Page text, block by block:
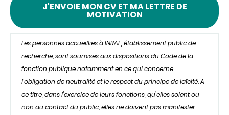
J'ENVOIE MON CV ET MA LETTRE DE
MOTIVATION
Les personnes accueillies à INRAE, établissement public de
recherche, sont soumises aux dispositions du Code de la
fonction publique notamment en ce qui concerne
l’obligation de neutralité et le respect du principe de laïcité. A
ce titre, dans l’exercice de leurs fonctions, qu’elles soient ou
non au contact du public, elles ne doivent pas manifester